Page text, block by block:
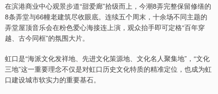
在滨港商业中心观景步道“甜爱廊”拾级而上，今潮8弄完整保留修缮的
8条弄堂与66幢老建筑尽收眼底。连续五个周末，十余场不同主题的
弄堂屋顶音乐会在粉色爱心海接连上演，观众抬手即可定格“百年穿
越、古今同框”的氛围大片。
虹口是“海派文化发祥地、先进文化策源地、文化名人聚集地”，“文化
三地”这一重要理念不仅是对虹口历史文化特质的精准定位，也成为虹
口建设城市软实力的重要基石。